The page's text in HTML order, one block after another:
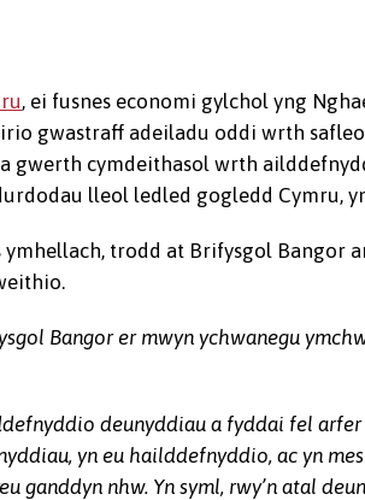
, ei fusnes economi gylchol yng
gwastraff adeiladu oddi wrth
gwerth cymdeithasol wrth
lleol ledled gogledd Cymru,
ymhellach, trodd at Brifysgol Bangor
Bangor er mwyn ychwanegu
deunyddiau a fyddai fel
yn eu hailddefnyddio, ac yn
ganddyn nhw. Yn syml, rwy’n atal